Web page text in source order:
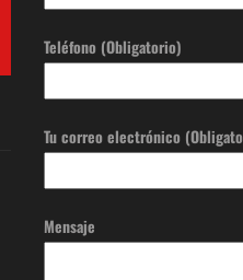
Teléfono (Obligatorio)
Tu correo electrónico
Mensaje